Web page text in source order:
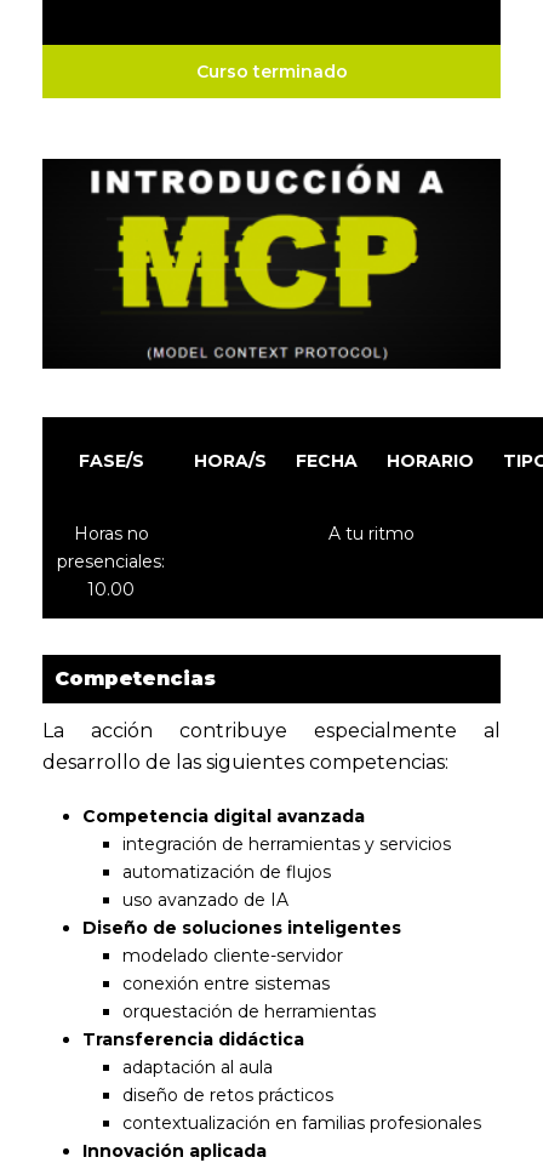
Curso terminado
FASE/S HORA/S FECHA HORARIO
Horas no
presenciales:
10.00
A tu ritmo
Competencias
La acción contribuye especialmente al
desarrollo de las siguientes competencias:
Competencia digital avanzada
integración de herramientas y servicios
automatización de flujos
uso avanzado de IA
Diseño de soluciones inteligentes
modelado cliente-servidor
conexión entre sistemas
orquestación de herramientas
Transferencia didáctica
adaptación al aula
diseño de retos prácticos
contextualización en familias profesionales
Innovación aplicada